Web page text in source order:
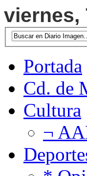
viernes,
Portada
Cd. de
Cultura
¬